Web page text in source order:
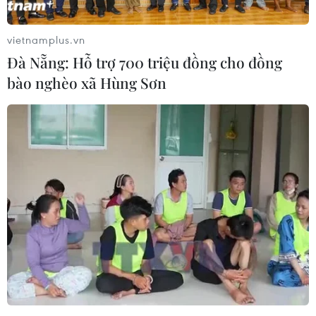
Công bố điều chỉnh quy hoạch chung xây
dựng Khu kinh tế Vân Đồn
26/02/2020 07:36
Việc điều chỉnh đáp ứng yêu cầu phát triển Vân Đồn trở
thành trung tâm du lịch sinh thái biển-đảo chất lượng
cao, trung tâm hàng không quốc tế, trung tâm dịch vụ
cao cấp, đầu mối giao thương quốc tế.
vietnamplus.vn
Đà Nẵng: Hỗ trợ 700 triệu đồng cho đồng
bào nghèo xã Hùng Sơn